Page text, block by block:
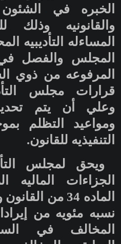
الخبره في الشئون
والقانونيه
المساءله التأديبيه
المجلس والفصل
المرفوعه من ذوي
قرارات مجلس
وعلي أن يتم
ومواعيد التظلم
التنفيذيه للقانون.
ويحق لمجلس
الجزاءات الماليه
الماده 34 من
نسبه مئويه من
المخالف في